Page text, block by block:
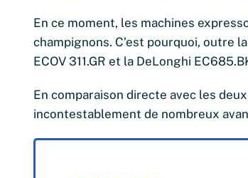
En ce moment, les machines
champignons. C’est pourquoi, outre
ECOV 311.GR et la DeLonghi
En comparaison directe avec les
incontestablement de nombreux